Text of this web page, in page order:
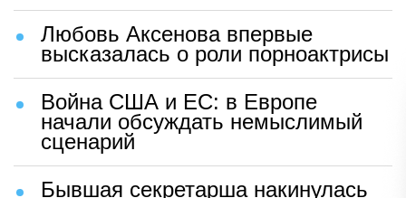
Любовь Аксенова впервые
высказалась о роли порноактрисы
Война США и ЕС: в Европе
начали обсуждать немыслимый
сценарий
Бывшая секретарша накинулась